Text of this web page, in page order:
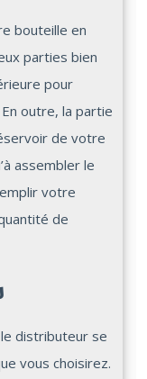
bouteille en
parties bien
pour
outre, la partie
de votre
assembler le
votre
de
distributeur se
vous choisirez.